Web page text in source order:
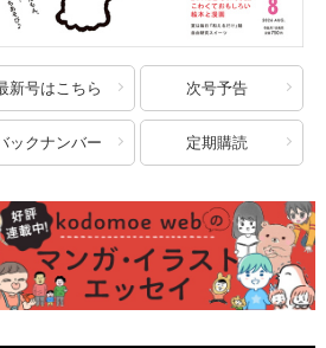
新号はこちら 次号予告
ックナンバー 定期購読